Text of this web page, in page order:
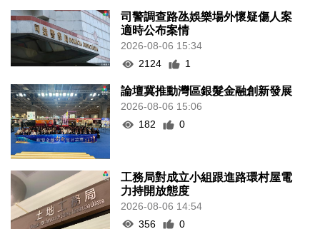
司警調查路氹娛樂場外懷疑傷人案
適時公布案情
2026-08-06 15:34
2124
1
論壇冀推動灣區銀髮金融創新發展
2026-08-06 15:06
182
0
工務局對成立小組跟進路環村屋電
力持開放態度
2026-08-06 14:54
356
0